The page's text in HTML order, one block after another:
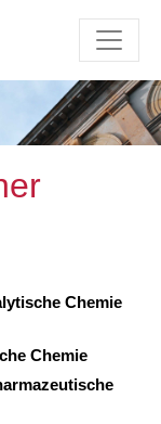
Chemie
Chemie